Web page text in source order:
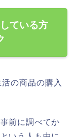
ている方
の商品の購入
前に調べてか